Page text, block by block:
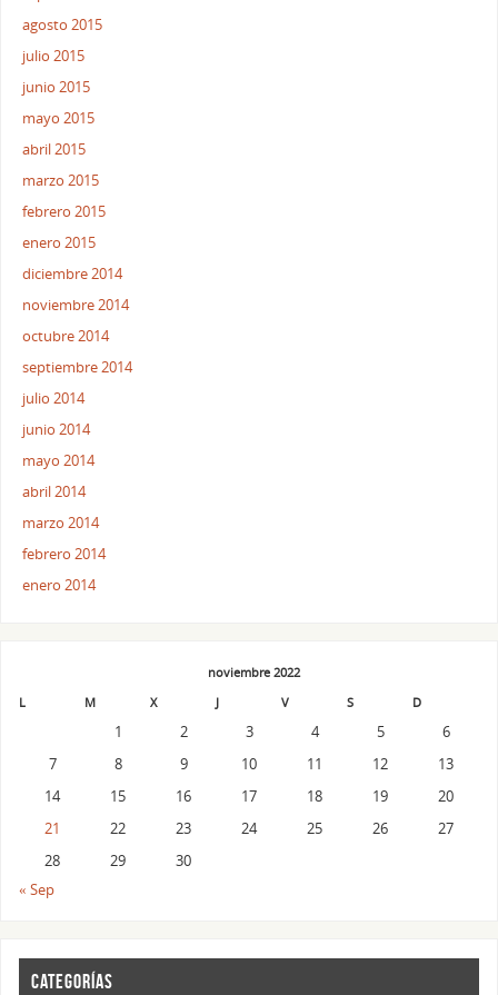
agosto 2015
julio 2015
junio 2015
mayo 2015
abril 2015
marzo 2015
febrero 2015
enero 2015
diciembre 2014
noviembre 2014
octubre 2014
septiembre 2014
julio 2014
junio 2014
mayo 2014
abril 2014
marzo 2014
febrero 2014
enero 2014
noviembre 2022
L
M X J V S D
1 2 3 4 5
6
7
8 9 10 11 12
13
14
15 16 17 18 19
20
21
22 23 24 25 26
27
28
29
30
« Sep
CATEGORÍAS